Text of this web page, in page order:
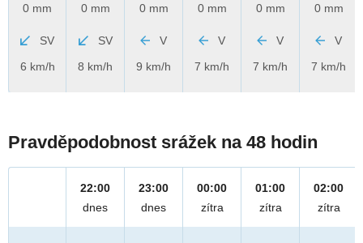
0 mm
SV
6 km/h
0 mm
SV
8 km/h
0 mm
V
9 km/h
0 mm
V
7 km/h
0 mm
V
7 km/h
0 mm
V
7 km/h
Pravděpodobnost srážek na 48 hodin
22:00
dnes
23:00
dnes
00:00
zítra
01:00
zítra
02:00
zítra